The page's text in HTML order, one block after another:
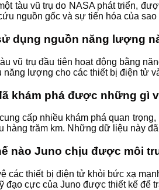
tàu vũ trụ do NASA phát triển,
nguồn gốc và sự tiến hóa của
dụng nguồn năng lượng
vũ trụ đầu tiên hoạt động bằng
năng lượng cho các thiết bị điện tử
khám phá được những gì
cấp nhiều khám phá quan
hàng trăm km. Những dữ liệu này
nào Juno chịu được môi
các thiết bị điện tử khỏi bức xạ
đạo cực của Juno được thiết kế để